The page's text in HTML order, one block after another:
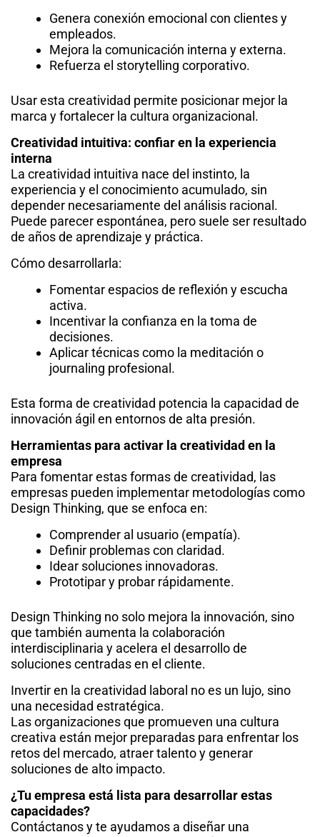
Genera conexión emocional con clientes y
empleados.
Mejora la comunicación interna y externa.
Refuerza el storytelling corporativo.
Usar esta creatividad permite posicionar mejor la
marca y fortalecer la cultura organizacional.
Creatividad intuitiva: confiar en la experiencia
interna
La creatividad intuitiva nace del instinto, la
experiencia y el conocimiento acumulado, sin
depender necesariamente del análisis racional.
Puede parecer espontánea, pero suele ser resultado
de años de aprendizaje y práctica.
Cómo desarrollarla:
Fomentar espacios de reflexión y escucha
activa.
Incentivar la confianza en la toma de
decisiones.
Aplicar técnicas como la meditación o
journaling profesional.
Esta forma de creatividad potencia la capacidad de
innovación ágil en entornos de alta presión.
Herramientas para activar la creatividad en la
empresa
Para fomentar estas formas de creatividad, las
empresas pueden implementar metodologías como
Design Thinking, que se enfoca en:
Comprender al usuario (empatía).
Definir problemas con claridad.
Idear soluciones innovadoras.
Prototipar y probar rápidamente.
Design Thinking no solo mejora la innovación, sino
que también aumenta la colaboración
interdisciplinaria y acelera el desarrollo de
soluciones centradas en el cliente.
Invertir en la creatividad laboral no es un lujo, sino
una necesidad estratégica.
Las organizaciones que promueven una cultura
creativa están mejor preparadas para enfrentar los
retos del mercado, atraer talento y generar
soluciones de alto impacto.
¿Tu empresa está lista para desarrollar estas
capacidades?
Contáctanos y te ayudamos a diseñar una